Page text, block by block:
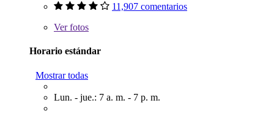
11,907 comentarios
Verfotos
Horario estándar
Mostrar todas
Lun. - jue.: 7 a. m. - 7 p. m.